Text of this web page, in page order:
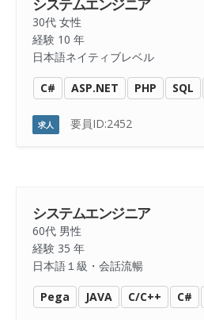
システムエンジニア
30代 女性
経験 10 年
日本語ネイティブレベル
C# ASP.NET PHP SQL
求人 要員ID:2452
システムエンジニア
60代 男性
経験 35 年
日本語１級・会話流暢
Pega JAVA C/C++ C#